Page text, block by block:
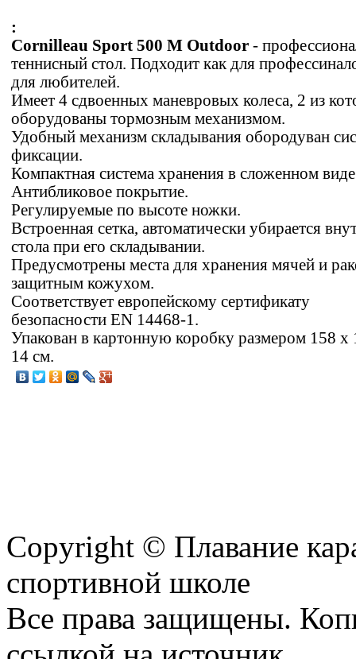
:
Cornilleau Sport 500 M Outdoor -
теннисный стол. Подходит как для
для любителей.
Имеет 4 сдвоенных маневровых колеса, 2 из
оборудованы тормозным механизмом.
Удобный механизм складывания обородуван
фиксации.
Компактная система хранения в сложенном
Антибликовое покрытие.
Регулируемые по высоте ножки.
Встроенная сетка, автоматически убирается
стола при его складывании.
Предусмотрены места для хранения мячей и
защитным кожухом.
Соответствует европейскому сертификату
безопасности EN 14468-1.
Упакован в картонную коробку размером 158 х
14 см.
Copyright © Плавание
спортивной школе
Все права защищены.